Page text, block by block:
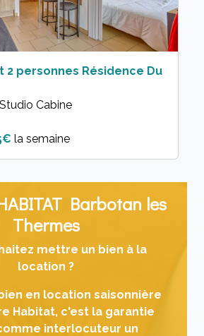
2 personnes Résidence Du
Cabine
la semaine
Barbotan les
Thermes
mettre un bien à la
location ?
en location saisonnière
Habitat, c'est la garantie
interlocuteur un